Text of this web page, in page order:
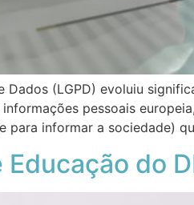
Dados (LGPD) evoluiu
pessoais
para informar a sociedade)
do